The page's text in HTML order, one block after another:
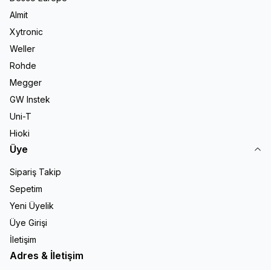
Almit
Xytronic
Weller
Rohde
Megger
GW Instek
Uni-T
Hioki
Üye
Sipariş Takip
Sepetim
Yeni Üyelik
Üye Girişi
İletişim
Adres & İletişim